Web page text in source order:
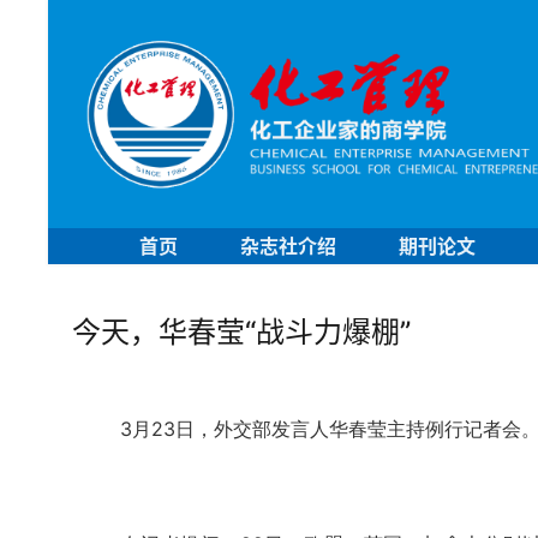
首页 杂志社介绍 期刊论文
今天，华春莹“战斗力爆棚”
3月23日，外交部发言人华春莹主持例行记者会